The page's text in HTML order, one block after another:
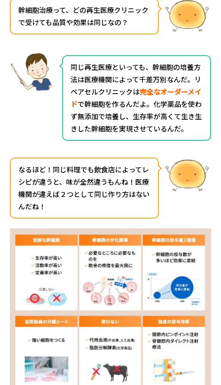
幹細胞治療って、どの再生医療クリニック
で受けても品質や効果は同じなの？
同じ再生医療といっても、幹細胞の培養方
法は医療機関によって千差万別なんだ。リ
ペアセルクリニックは完全なオーダーメイ
ドで幹細胞を作るんだよ。化学薬品を使わ
ず無添加で培養し、生存率が高くて生き生
きした幹細胞を実現させているんだ。
なるほど！同じ料理でも飲食店によってレ
シピが違うと、味が全然違うもんね！医療
機関が違えば２つとして同じ作り方はない
んだね！